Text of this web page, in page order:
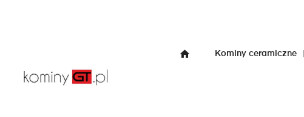
home Kominy ceramiczne